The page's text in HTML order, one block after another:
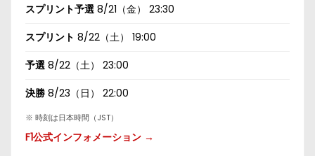
スプリント予選 8/21（金） 23:30
スプリント 8/22（土） 19:00
予選 8/22（土） 23:00
決勝 8/23（日） 22:00
※ 時刻は日本時間（JST）
F1公式インフォメーション →